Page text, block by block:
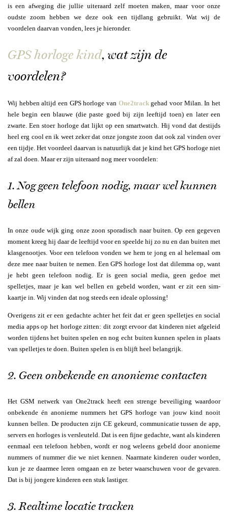
is een afweging die jullie uiteraard zelf moeten maken, maar voor onze
oudste zoom hebben we deze ook een tijdlang gebruikt. Wat wij de
voordelen daarvan vonden, lees je hieronder.
GPS horloge kind, wat zijn de
voordelen?
Wij hebben altijd een GPS horloge van One2trackgehad voor Milan. In het
hele begin een blauwe (die paste goed bij zijn leeftijd toen) en later een
zwarte. Een stoer horloge dat lijkt op een smartwatch. Hij vond dat destijds
heel erg cool en ik weet zeker dat onze jongste zoon dat ook zal vinden over
een tijdje. Het voordeel daarvan is natuurlijk dat je kind het GPS horloge niet
af zal doen. Maar er zijn uiteraard nog meer voordelen:
1. Nog geen telefoon nodig, maar wel kunnen
bellen
In onze oude wijk ging onze zoon sporadisch naar buiten. Op een gegeven
moment kreeg hij daar de leeftijd voor en speelde hij zo nu en dan buiten met
klasgenootjes. Voor een telefoon vonden we hem te jong en al helemaal om
deze mee naar buiten te nemen. Een GPS horloge lost dat dilemma op, want
je hebt geen telefoon nodig. Er is geen social media, geen gedoe met
spelletjes, maar je kan wel bellen en gebeld worden, want er zit een sim-
kaartje in. Wij vinden dat nog steeds een ideale oplossing!
Overigens zit er een gedachte achter het feit dat er geen spelletjes en social
media apps op het horloge zitten: dit zorgt ervoor dat kinderen niet afgeleid
worden tijdens het buiten spelen en nog echt buiten kunnen spelen in plaats
van spelletjes te doen. Buiten spelen is en blijft heel belangrijk.
2. Geen onbekende en anonieme contacten
Het GSM netwerk van One2track heeft een strenge beveiliging waardoor
onbekende én anonieme nummers het GPS horloge van jouw kind nooit
kunnen bellen. De producten zijn CE gekeurd, communicatie tussen de app,
servers en horloges is versleuteld. Dat is een fijne gedachte, want als kinderen
eenmaal een telefoon hebben, wordt er nog weleens gebeld door anonieme
nummers of nummer die we niet kennen. Naarmate kinderen ouder worden,
kun je ze daarmee leren omgaan en ze beter waarschuwen voor de gevaren.
Dat is bij jongere kinderen een stuk lastiger.
3. Realtime locatie tracken